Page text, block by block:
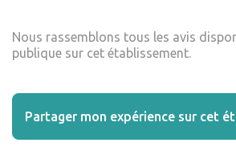
Nous rassemblons tous les avis
publique sur cet établissement.
Partager mon expérience sur cet